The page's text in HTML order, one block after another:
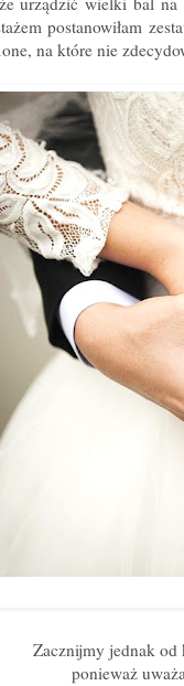
postanowiłam
na które nie
Zacznijmy jednak
ponieważ